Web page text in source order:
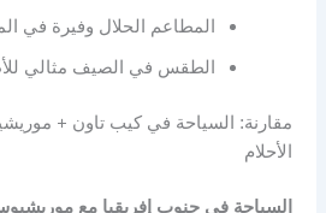
المطاعم الحلال وفيرة في
الطقس في الصيف مثالي
مقارنة: السياحة في كيب تاون +
الأحلام
السياحة في جنوب إفريقيا مع